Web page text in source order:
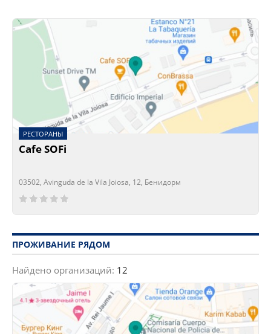
РЕСТОРАНЫ
Cafe SOFi
03502, Avinguda de la Vila Joiosa, 12, Бенидорм
Сейчас открыто!
Сейчас закрыто!
ПРОЖИВАНИЕ РЯДОМ
Найдено организаций: 12